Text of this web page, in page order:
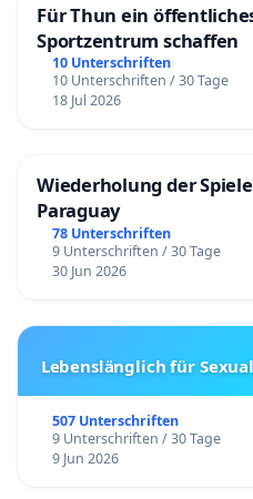
Für Thun ein
Sportzentrum schaffen
10 Unterschriften
10 Unterschriften / 30 Tage
18 Jul 2026
Wiederholung der
Paraguay
78 Unterschriften
9 Unterschriften / 30 Tage
30 Jun 2026
Lebenslänglich für
507 Unterschriften
9 Unterschriften / 30 Tage
9 Jun 2026